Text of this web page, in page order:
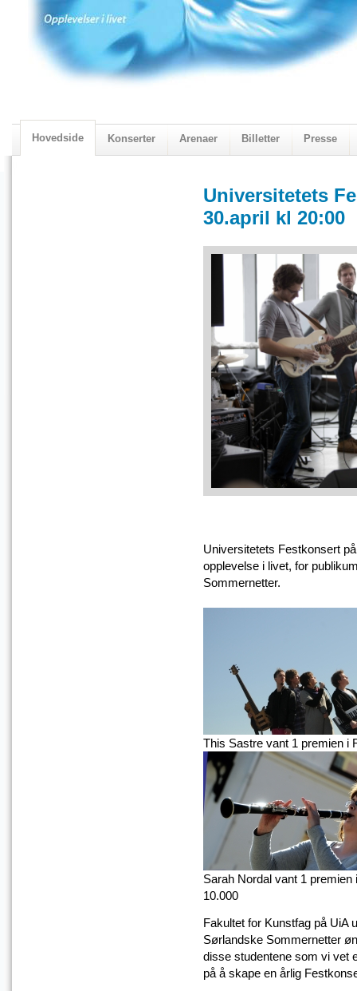
Hovedside Konserter Arenaer Billetter Presse
Universitetets
30.april kl 20:00
Universitetets Festkonsert
opplevelse i livet, for
Sommernetter.
This Sastre vant 1 premien i
Sarah Nordal vant 1
10.000
Fakultet for Kunstfag på UiA
Sørlandske Sommernetter
disse studentene som vi vet
på å skape en årlig